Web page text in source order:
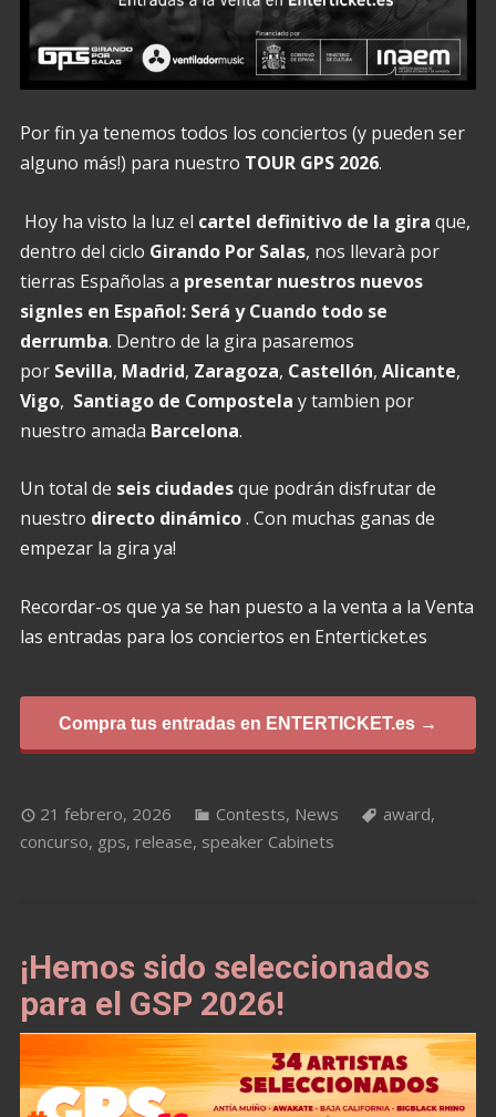
Por fin ya tenemos todos los conciertos (y pueden ser
alguno más!) para nuestro TOUR GPS 2026.
Hoy ha visto la luz el cartel definitivo de la gira que,
dentro del ciclo Girando Por Salas, nos llevarà por
tierras Españolas a presentar nuestros nuevos
signles en Español: Será y Cuando todo se
derrumba. Dentro de la gira pasaremos
por Sevilla, Madrid, Zaragoza, Castellón, Alicante,
Vigo, Santiago de Compostela y tambien por
nuestro amada Barcelona.
Un total de seis ciudadesque podrán disfrutar de
nuestro directo dinámico. Con muchas ganas de
empezar la gira ya!
Recordar-os que ya se han puesto a la venta a la Venta
las entradas para los conciertos en Enterticket.es
Compra tus entradas en ENTERTICKET.es →
21 febrero, 2026 Contests, News award,
concurso, gps, release, speaker Cabinets
¡Hemos sido seleccionados
para el GSP 2026!